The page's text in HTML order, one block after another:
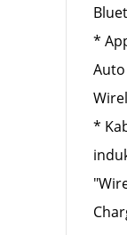
*
*